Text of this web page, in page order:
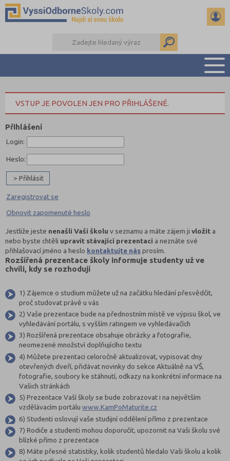
PŘEHLED ŠKOL
VSTUP JE POVOLEN JEN PRO PŘIHLÁŠENÉ.
Přihlášení
Login:
Heslo:
Zaregistrovat se
Obnovit zapomenuté heslo
Jestliže jeste nenašli Vaši školu v seznamu a máte zájem jivložit a
nebo byste chtěli upravit stávající prezentaci a neznáte své
přihlašovací jméno a heslo kontaktujte násprosím.
Rozšířená prezentace školy informuje studenty už ve
chvíli, kdy se rozhodují
1) Zájemce o studium můžete už na začátku hledání přesvědčit,
proč studovat právě u vás
2) Vaše prezentace bude na přednostním místě ve výpisu škol, ve
vyhledávání portálu, s vyšším ratingem ve vyhledávačích
3) Rozšířená prezentace obsahuje obrázky a fotografie,
neomezené množství doplňujícího textu
4) Můžete prezentaci celoročně aktualizovat, vypisovat dny
otevřených dveří, přidávat novinky do sekce Aktuálně na VŠ,
fotografie, soubory ke stáhnutí, odkazy na konkrétní informace na
Vašich stránkách
5) Prezentace Vaší školy se bude zobrazovat i na největším
vzdělávacím portálu www.KamPoMaturite.cz
6) Studenti oslovují vaše studijní oddělení přímo z prezentace
7) Rodiče a studenti mohou doporučit, upozornit na Vaši školu své
blízké přímo z prezentace
8) Máte přesné statistiky, kolik studentů hledalo Vaši školu a kolik